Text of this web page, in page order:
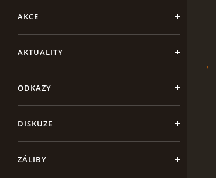
AKCE
AKTUALITY
ODKAZY
DISKUZE
ZÁLIBY
←